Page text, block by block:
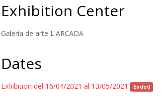
Exhibition Center
Galería de arte L'ARCADA
Dates
Exhibition del 16/04/2021 al 13/05/2021 Ended